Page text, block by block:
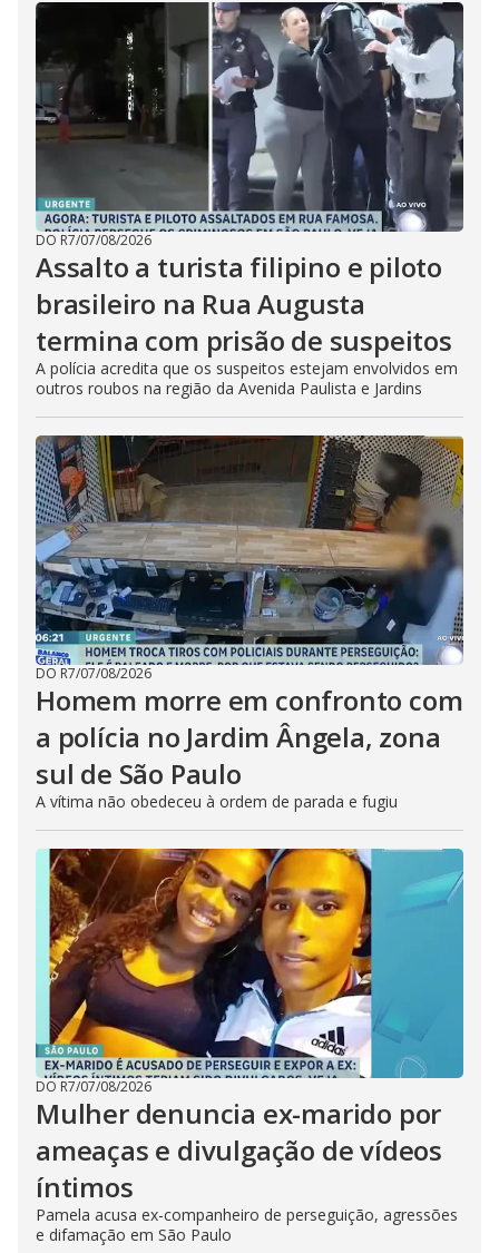
DO R7/07/08/2026
Assalto a turista filipino e piloto
brasileiro na Rua Augusta
termina com prisão de suspeitos
A polícia acredita que os suspeitos estejam envolvidos em
outros roubos na região da Avenida Paulista e Jardins
DO R7/07/08/2026
Homem morre em confronto com
a polícia no Jardim Ângela, zona
sul de São Paulo
A vítima não obedeceu à ordem de parada e fugiu
DO R7/07/08/2026
Mulher denuncia ex-marido por
ameaças e divulgação de vídeos
íntimos
Pamela acusa ex-companheiro de perseguição, agressões
e difamação em São Paulo